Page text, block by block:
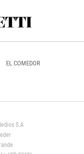
EL COMEDOR
S.A